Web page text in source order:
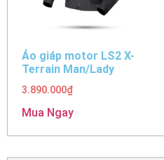
Áo giáp motor LS2 X-
Terrain Man/Lady
3.890.000₫
Mua Ngay